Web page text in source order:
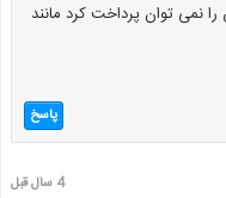
نمی توان پرداخت کرد مانند
پاسخ
4 سال قبل